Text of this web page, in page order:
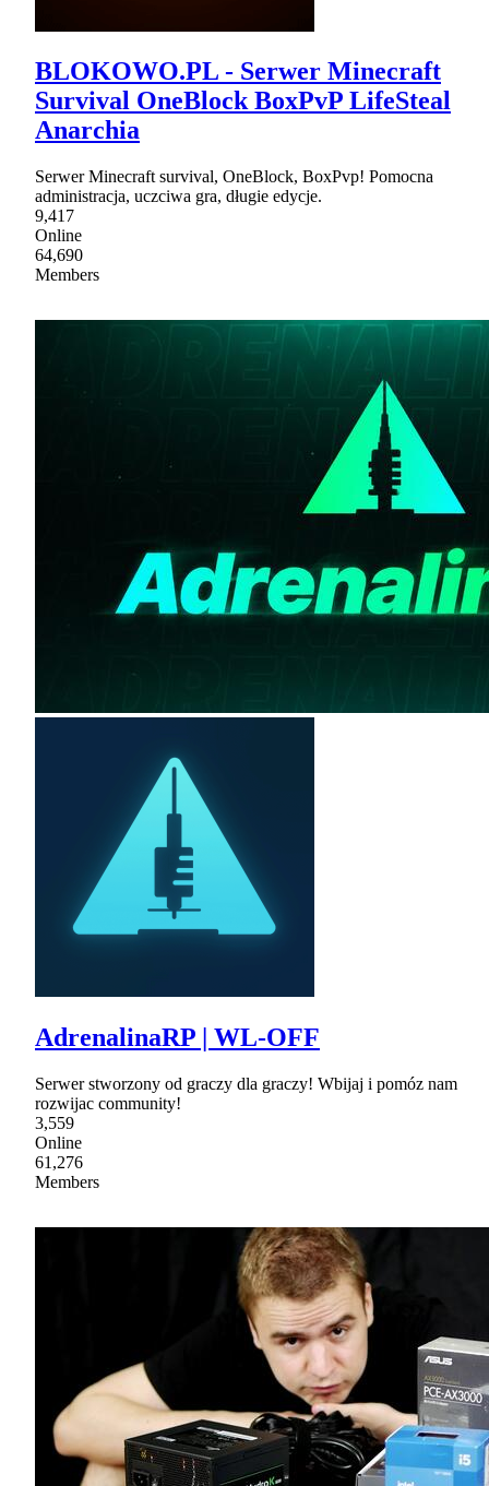
BLOKOWO.PL - Serwer Minecraft
Survival OneBlock BoxPvP LifeSteal
Anarchia
Serwer Minecraft survival, OneBlock, BoxPvp! Pomocna
administracja, uczciwa gra, długie edycje.
9,417
Online
64,690
Members
AdrenalinaRP | WL-OFF
Serwer stworzony od graczy dla graczy! Wbijaj i pomóz nam
rozwijac community!
3,559
Online
61,276
Members